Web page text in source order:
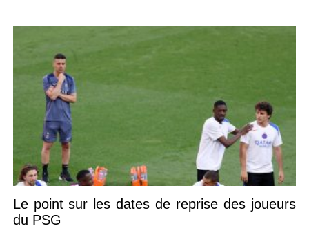
Le point sur les dates de reprise des joueurs
du PSG